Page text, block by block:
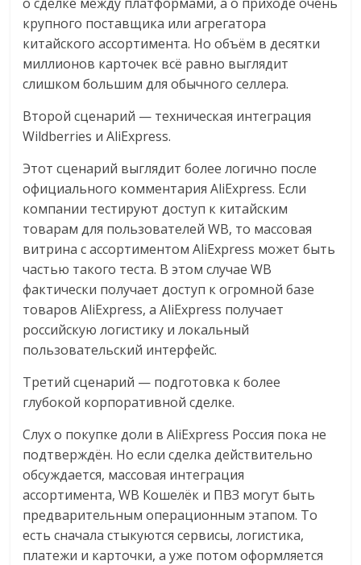
крупного поставщика или агрегатора
китайского ассортимента. Но объём в десятки
миллионов карточек всё равно выглядит
слишком большим для обычного селлера.
Второй сценарий — техническая интеграция
Wildberries и AliExpress.
Этот сценарий выглядит более логично после
официального комментария AliExpress. Если
компании тестируют доступ к китайским
товарам для пользователей WB, то массовая
витрина с ассортиментом AliExpress может быть
частью такого теста. В этом случае WB
фактически получает доступ к огромной базе
товаров AliExpress, а AliExpress получает
российскую логистику и локальный
пользовательский интерфейс.
Третий сценарий — подготовка к более
глубокой корпоративной сделке.
Слух о покупке доли в AliExpress Россия пока не
подтверждён. Но если сделка действительно
обсуждается, массовая интеграция
ассортимента, WB Кошелёк и ПВЗ могут быть
предварительным операционным этапом. То
есть сначала стыкуются сервисы, логистика,
платежи и карточки, а уже потом оформляется